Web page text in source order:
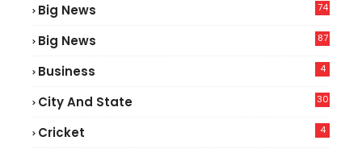
Big News
74
Big News
87
Business 4
City And State 30
Cricket 4